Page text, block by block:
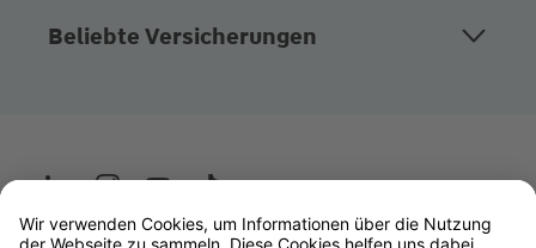
Beliebte Versicherungen
Wüstenrot